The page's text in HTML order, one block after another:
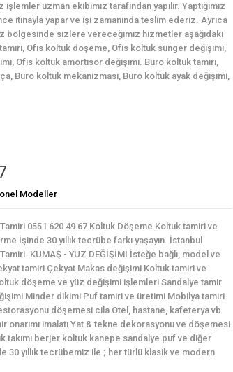
işlemler uzman ekibimiz tarafından yapılır. Yaptığımız
itinayla yapar ve işi zamanında teslim ederiz. Ayrıca
bölgesinde sizlere vereceğimiz hizmetler aşağıdaki
Ofis koltuk döşeme, Ofis koltuk sünger değişimi,
Ofis koltuk amortisör değişimi. Büro koltuk tamiri,
Büro koltuk mekanizması, Büro koltuk ayak değişimi,
Modeller
0551 620 49 67 Koltuk Döşeme Koltuk tamiri ve
İşinde 30 yıllık tecrübe farkı yaşayın. İstanbul
KUMAŞ - YÜZ DEĞİŞİMİ İsteğe bağlı, model ve
tamiri Çekyat Makas değişimi Koltuk tamiri ve
döşeme ve yüz değişimi işlemleri Sandalye tamir
Minder dikimi Puf tamiri ve üretimi Mobilya tamiri
döşemesi cila Otel, hastane, kafeterya vb
onarımı imalatı Yat & tekne dekorasyonu ve döşemesi
takımı berjer koltuk kanepe sandalye puf ve diğer
30 yıllık tecrübemiz ile ; her türlü klasik ve modern